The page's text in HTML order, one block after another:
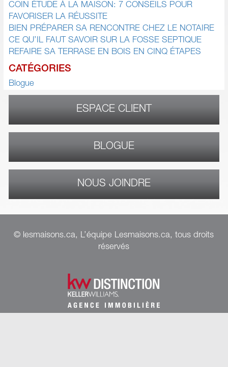
COIN ÉTUDE À LA MAISON: 7 CONSEILS POUR
FAVORISER LA RÉUSSITE
BIEN PRÉPARER SA RENCONTRE CHEZ LE NOTAIRE
CE QU’IL FAUT SAVOIR SUR LA FOSSE SEPTIQUE
REFAIRE SA TERRASE EN BOIS EN CINQ ÉTAPES
CATÉGORIES
Blogue
ESPACE CLIENT
BLOGUE
NOUS JOINDRE
© lesmaisons.ca, L’équipe Lesmaisons.ca, tous droits
réservés